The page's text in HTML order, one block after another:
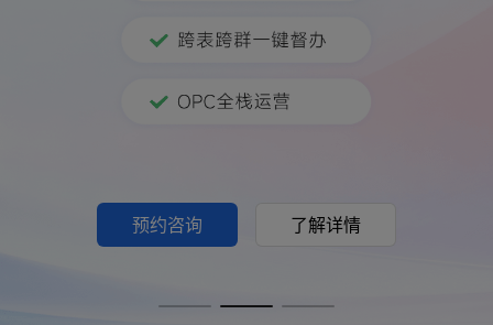
预约咨询 了解详情